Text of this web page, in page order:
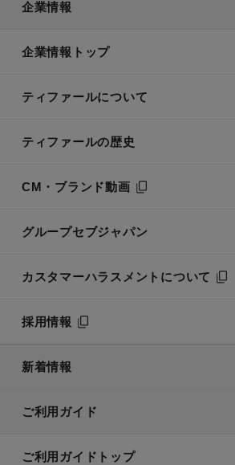
企業情報
企業情報トップ
ティファールについて
ティファールの歴史
CM・ブランド動画
グループセブジャパン
カスタマーハラスメントについて
採用情報
新着情報
ご利用ガイド
ご利用ガイドトップ